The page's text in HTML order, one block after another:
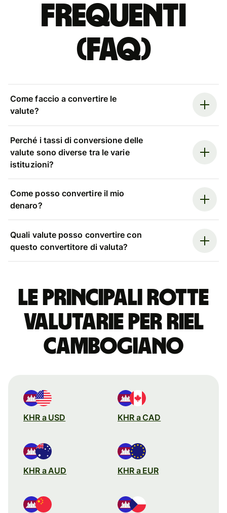
Frequenti
(FAQ)
Come faccio a convertire le
valute?
Perché i tassi di conversione delle
valute sono diverse tra le varie
istituzioni?
Come posso convertire il mio
denaro?
Quali valute posso convertire con
questo convertitore di valuta?
Le principali rotte
valutarie per riel
cambogiano
KHR a USD KHR a CAD
KHR a AUD KHR a EUR